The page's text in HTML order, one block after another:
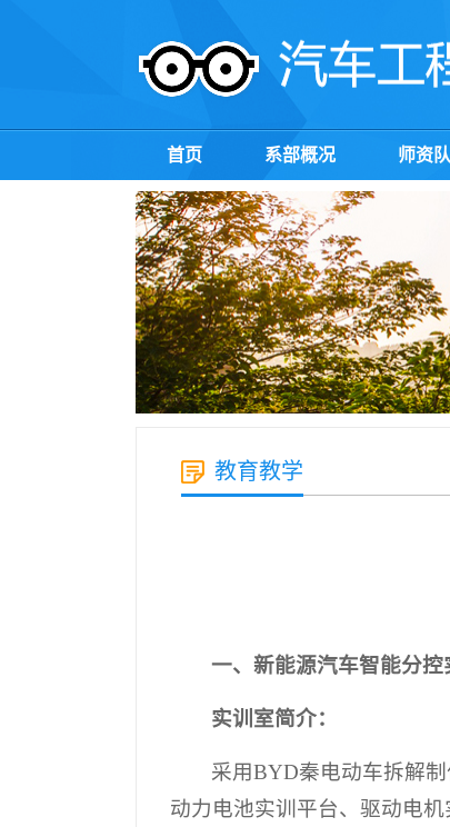
首页 系部概况 师资
教育教学
一、新能源汽车智能分控
实训室简介：
采用BYD秦电动车拆解
动力电池实训平台、驱动电